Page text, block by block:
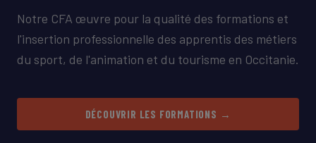
Notre CFA œuvre pour la qualité des formations et
l'insertion professionnelle des apprentis des métiers
du sport, de l'animation et du tourisme en Occitanie.
DÉCOUVRIR LES FORMATIONS →